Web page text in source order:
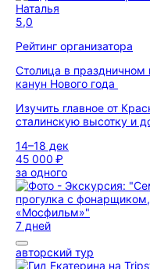
Наталья
5,0
Рейтинг организатора
Столица в праздничном
канун Нового года
Изучить главное от
сталинскую высотку и
14–18 дек
45 000 ₽
за одного
7 дней
авторский тур